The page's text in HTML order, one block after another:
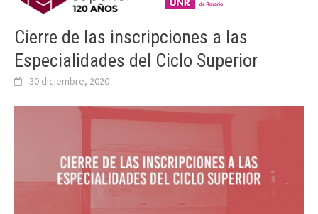
Cierre de las inscripciones a las
Especialidades del Ciclo Superior
30 diciembre, 2020